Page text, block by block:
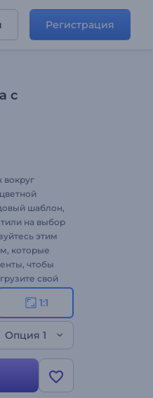
Регистрация
с
вокруг
шаблон,
на выбор
этим
которые
чтобы
свой
стиль,
логотип в
подходит
1:1
Опция 1